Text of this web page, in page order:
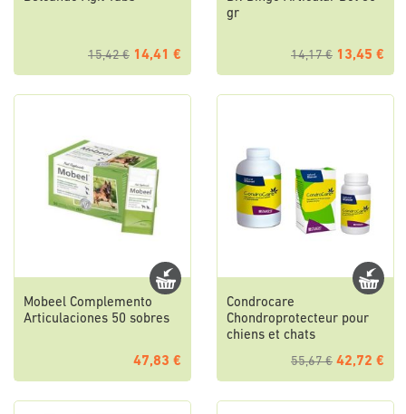
15,42 € 14,41 €
gr
14,17 € 13,45 €
Mobeel Complemento
Articulaciones 50 sobres
47,83 €
Condrocare
Chondroprotecteur pour
chiens et chats
55,67 € 42,72 €